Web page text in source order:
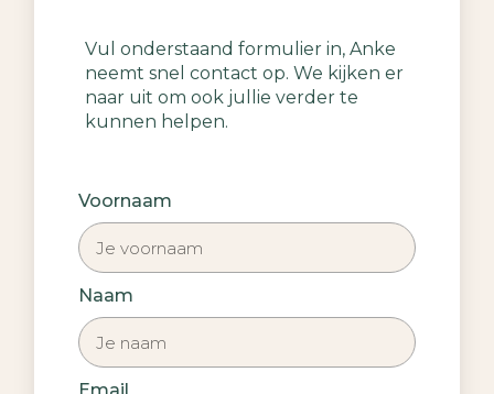
Vul onderstaand formulier in, Anke
neemt snel contact op. We kijken er
naar uit om ook jullie verder te
kunnen helpen.
Voornaam
Naam